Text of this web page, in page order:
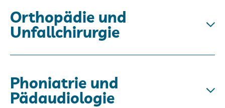
Orthopädie und
Unfallchirurgie
Phoniatrie und
Pädaudiologie